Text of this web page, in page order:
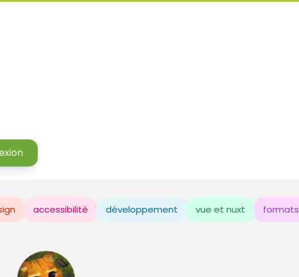
accessibilité développement vue et nuxt formats